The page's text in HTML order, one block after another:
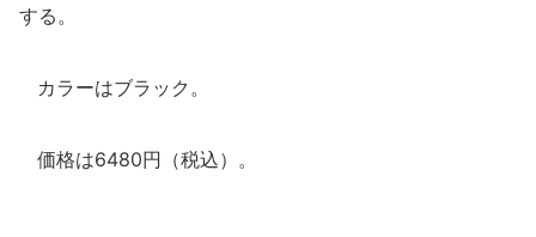
する。
カラーはブラック。
価格は6480円（税込）。